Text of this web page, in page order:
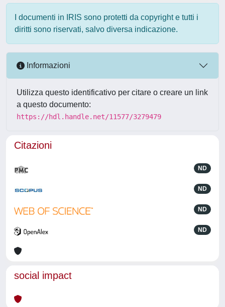
I documenti in IRIS sono protetti da copyright e tutti i
diritti sono riservati, salvo diversa indicazione.
Informazioni
Utilizza questo identificativo per citare o creare un link
a questo documento:
https://hdl.handle.net/11577/3279479
Citazioni
ND
ND
ND
ND
social impact